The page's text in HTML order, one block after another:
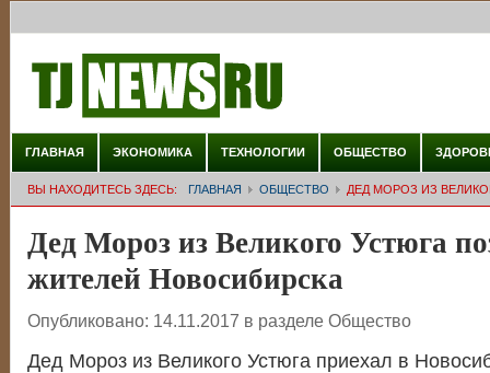
ГЛАВНАЯ ЭКОНОМИКА ТЕХНОЛОГИИ ОБЩЕСТВО
ВЫ НАХОДИТЕСЬ ЗДЕСЬ: ГЛАВНАЯ ОБЩЕСТВО ДЕД МОРОЗ ИЗ
Дед Мороз из Великого Устюга
жителей Новосибирска
Опубликовано: 14.11.2017 в разделе Общество
Дед Мороз из Великого Устюга приехал в